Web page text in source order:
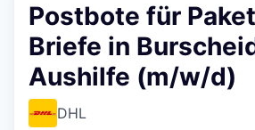
Postbote für
Briefe in
Aushilfe (m/w/d)
DHL